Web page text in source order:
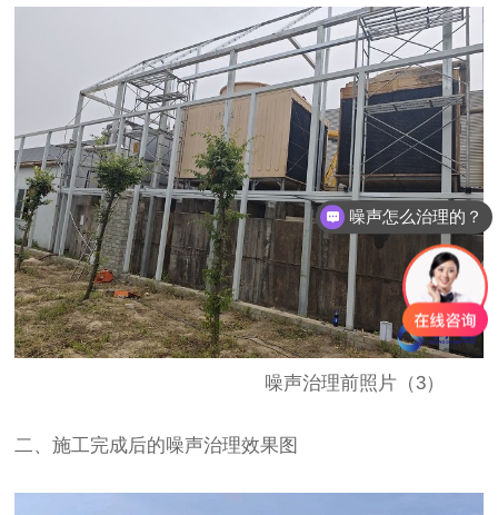
噪声治理前照片（3）
二、施工完成后的噪声治理效果图
噪声怎么治理的？